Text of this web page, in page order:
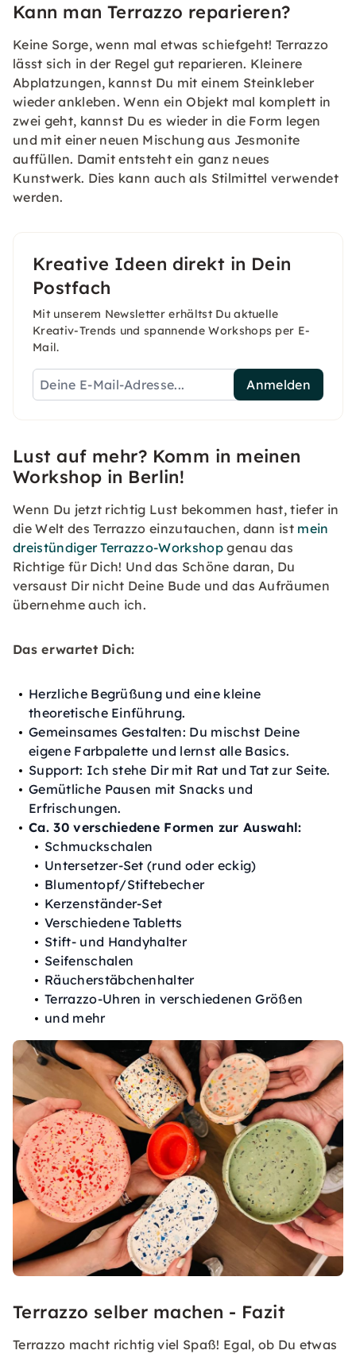
Kann man Terrazzo reparieren?
Keine Sorge, wenn mal etwas schiefgeht! Terrazzo
lässt sich in der Regel gut reparieren. Kleinere
Abplatzungen, kannst Du mit einem Steinkleber
wieder ankleben. Wenn ein Objekt mal komplett in
zwei geht, kannst Du es wieder in die Form legen
und mit einer neuen Mischung aus Jesmonite
auffüllen. Damit entsteht ein ganz neues
Kunstwerk. Dies kann auch als Stilmittel verwendet
werden.
Kreative Ideen direkt in Dein
Postfach
Mit unserem Newsletter erhältst Du aktuelle
Kreativ-Trends und spannende Workshops per E-
Mail.
Anmelden
Lust auf mehr? Komm in meinen
Workshop in Berlin!
Wenn Du jetzt richtig Lust bekommen hast, tiefer in
die Welt des Terrazzo einzutauchen, dann ist mein
dreistündiger Terrazzo-Workshopgenau das
Richtige für Dich! Und das Schöne daran, Du
versaust Dir nicht Deine Bude und das Aufräumen
übernehme auch ich.
Das erwartet Dich:
Herzliche Begrüßung und eine kleine
theoretische Einführung.
Gemeinsames Gestalten: Du mischst Deine
eigene Farbpalette und lernst alle Basics.
Support: Ich stehe Dir mit Rat und Tat zur Seite.
Gemütliche Pausen mit Snacks und
Erfrischungen.
Ca. 30 verschiedene Formen zur Auswahl:
Schmuckschalen
Untersetzer-Set (rund oder eckig)
Blumentopf/Stiftebecher
Kerzenständer-Set
Verschiedene Tabletts
Stift- und Handyhalter
Seifenschalen
Räucherstäbchenhalter
Terrazzo-Uhren in verschiedenen Größen
und mehr
Terrazzo selber machen - Fazit
Terrazzo macht richtig viel Spaß! Egal, ob Du etwas